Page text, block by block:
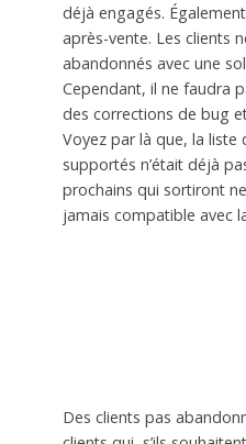
déjà engagés.
après-vente. Les clients
abandonnés avec une
Cependant, il ne faudra
des corrections de bug
Voyez par là que, la liste
supportés n’était déjà
prochains qui sortiront
jamais compatible avec
Des clients pas